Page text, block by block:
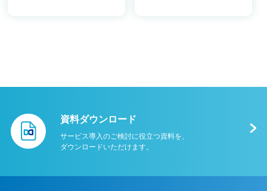
資料ダウンロード
サービス導⼊のご検討に役⽴つ資料を、
ダウンロードいただけます。